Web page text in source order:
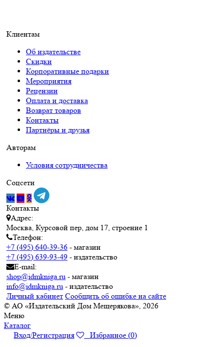
Клиентам
Об издательстве
Скидки
Корпоративные подарки
Мероприятия
Рецензии
Оплата и доставка
Возврат товаров
Контакты
Партнёры и друзья
Авторам
Условия сотрудничества
Соцсети
Контакты
Адрес:
Москва, Курсовой пер, дом 17, строение 1
Телефон:
+7 (495) 640-39-36 - магазин
+7 (495) 639-93-49 - издательство
E-mail:
shop@idmkniga.ru - магазин
info@idmkniga.ru - издательство
Личный кабинет Сообщить об ошибке на сайте
© АО «Издательский Дом Мещерякова», 2026
Меню
Каталог
Вход/Регистрация
Избранное (0)